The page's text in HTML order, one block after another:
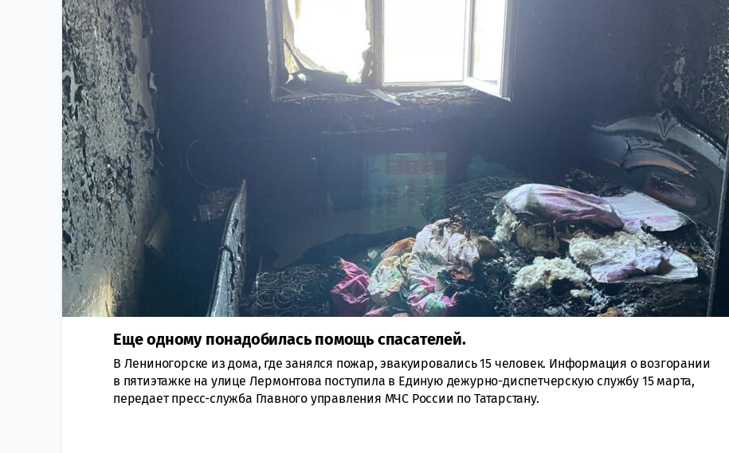
Еще одному понадобилась помощь спасателей.
В Лениногорске из дома, где занялся пожар, эвакуировались 15 человек. Информация о возгорании
в пятиэтажке на улице Лермонтова поступила в Единую дежурно-диспетчерскую службу 15 марта,
передает пресс-служба Главного управления МЧС России по Татарстану.